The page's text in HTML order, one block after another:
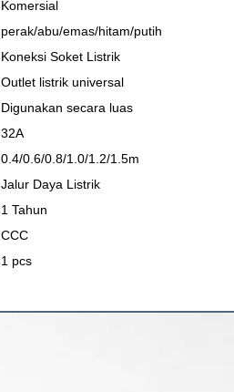
Komersial
perak/abu/emas/hitam/putih
Koneksi Soket Listrik
Outlet listrik universal
Digunakan secara luas
32A
0.4/0.6/0.8/1.0/1.2/1.5m
Jalur Daya Listrik
1 Tahun
CCC
1 pcs